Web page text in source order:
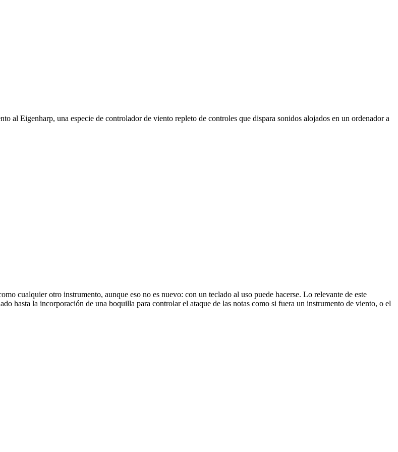
al Eigenharp, una especie de controlador de viento repleto de controles que dispara sonidos alojados en un ordenador a
cualquier otro instrumento, aunque eso no es nuevo: con un teclado al uso puede hacerse. Lo relevante de este
hasta la incorporación de una boquilla para controlar el ataque de las notas como si fuera un instrumento de viento, o el